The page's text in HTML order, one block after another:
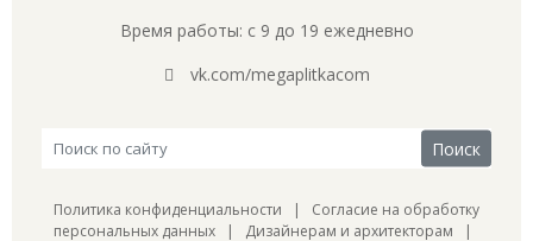
Время работы: с 9 до 19 ежедневно
vk.com/megaplitkacom
Политика конфиденциальности | Согласие на обработку
персональных данных | Дизайнерам и архитекторам |